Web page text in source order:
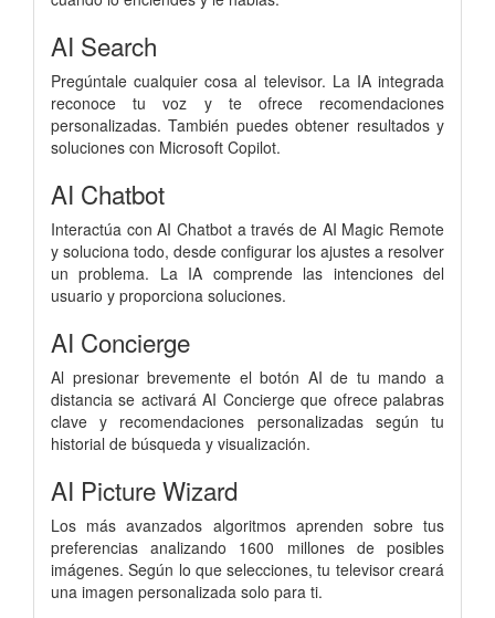
AI Search
Pregúntale cualquier cosa al televisor. La IA integrada
reconoce tu voz y te ofrece recomendaciones
personalizadas. También puedes obtener resultados y
soluciones con Microsoft Copilot.
AI Chatbot
Interactúa con AI Chatbot a través de AI Magic Remote
y soluciona todo, desde configurar los ajustes a resolver
un problema. La IA comprende las intenciones del
usuario y proporciona soluciones.
AI Concierge
Al presionar brevemente el botón AI de tu mando a
distancia se activará AI Concierge que ofrece palabras
clave y recomendaciones personalizadas según tu
historial de búsqueda y visualización.
AI Picture Wizard
Los más avanzados algoritmos aprenden sobre tus
preferencias analizando 1600 millones de posibles
imágenes. Según lo que selecciones, tu televisor creará
una imagen personalizada solo para ti.